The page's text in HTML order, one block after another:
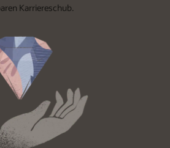
Karriereschub.